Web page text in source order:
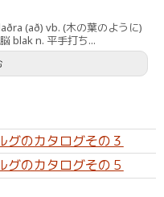
(að) vb. (木の葉のように)
blak n. 平手打ち...
グのカタログその３
グのカタログその５